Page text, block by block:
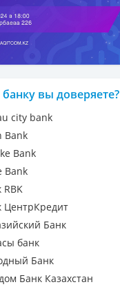
вы доверяете?
city bank
Bank
Bank
Bank
RBK
ЦентрКредит
Банк
банк
Банк
Банк Казахстан